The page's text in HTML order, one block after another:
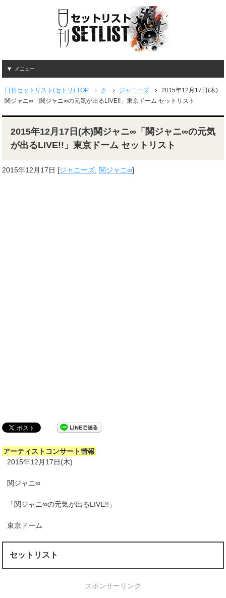
メニュー
日刊セットリスト(セトリ) TOP さ ジャニーズ
2015年12月17日(木)
関ジャニ∞「関ジャニ∞の元気が出るLIVE!!」東京ドーム セットリスト
2015年12月17日(木)関ジャニ∞「関ジャニ∞の元気
が出るLIVE!!」東京ドーム セットリスト
2015年12月17日 [ジャニーズ, 関ジャニ∞]
アーティストコンサート情報
2015年12月17日(木)
関ジャニ∞
「関ジャニ∞の元気が出るLIVE!!」
東京ドーム
セットリスト
スポンサーリンク